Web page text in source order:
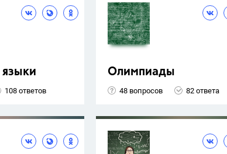
языки
108 ответов
Олимпиады
48 вопросов 82 ответа